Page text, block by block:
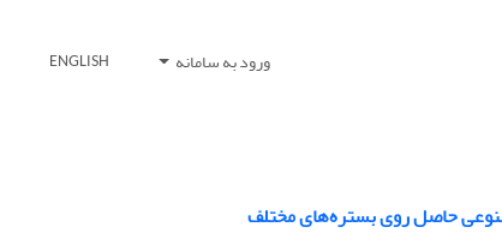
ورود به سامانه ENGLISH
حاصل روی بستره‌های مختلف